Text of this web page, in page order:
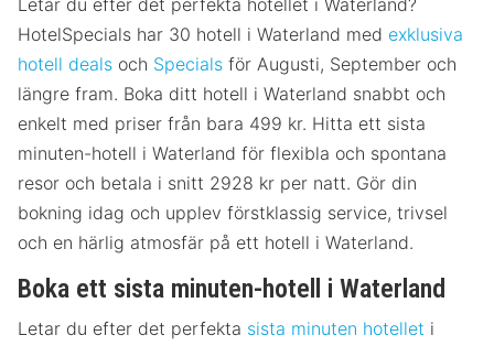
Letar du efter det perfekta hotellet i Waterland?
HotelSpecials har 30 hotell i Waterland med exklusiva
hotell deals och Specials för Augusti, September och
längre fram. Boka ditt hotell i Waterland snabbt och
enkelt med priser från bara 499 kr. Hitta ett sista
minuten-hotell i Waterland för flexibla och spontana
resor och betala i snitt 2928 kr per natt. Gör din
bokning idag och upplev förstklassig service, trivsel
och en härlig atmosfär på ett hotell i Waterland.
Boka ett sista minuten-hotell i Waterland
Letar du efter det perfekta sista minuten hotellet i